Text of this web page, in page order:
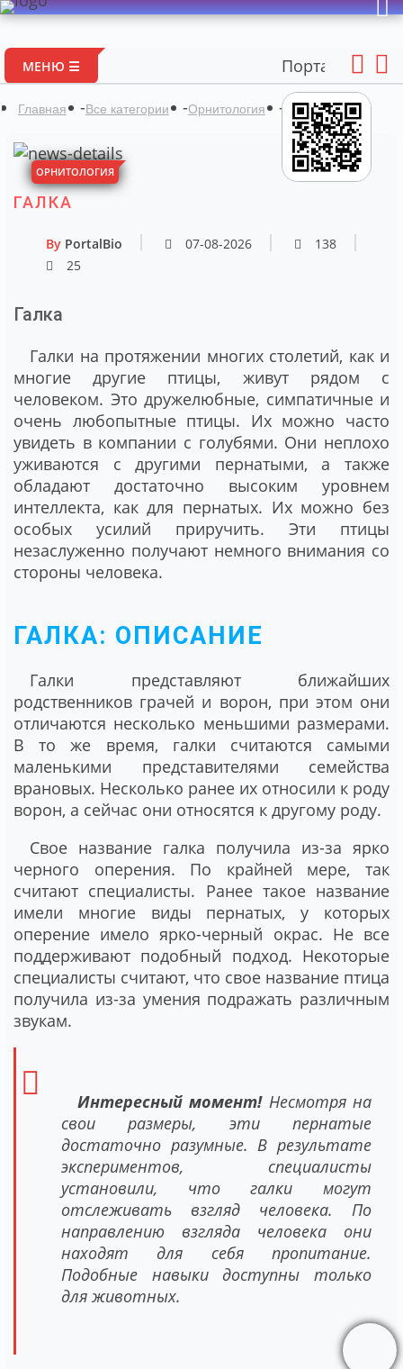
МЕНЮ ☰ Портал авторских
Главная -Все категории -Орнитология -Галка
ОРНИТОЛОГИЯ
ГАЛКА
By PortalBio 07-08-2026
138
25
Галка
Галки на протяжении многих столетий, как и
многие другие птицы, живут рядом с
человеком. Это дружелюбные, симпатичные и
очень любопытные птицы. Их можно часто
увидеть в компании с голубями. Они неплохо
уживаются с другими пернатыми, а также
обладают достаточно высоким уровнем
интеллекта, как для пернатых. Их можно без
особых усилий приручить. Эти птицы
незаслуженно получают немного внимания со
стороны человека.
ГАЛКА: ОПИСАНИЕ
Галки представляют ближайших
родственников грачей и ворон, при этом они
отличаются несколько меньшими размерами.
В то же время, галки считаются самыми
маленькими представителями семейства
врановых. Несколько ранее их относили к роду
ворон, а сейчас они относятся к другому роду.
Свое название галка получила из-за ярко
черного оперения. По крайней мере, так
считают специалисты. Ранее такое название
имели многие виды пернатых, у которых
оперение имело ярко-черный окрас. Не все
поддерживают подобный подход. Некоторые
специалисты считают, что свое название птица
получила из-за умения подражать различным
звукам.
Интересный момент!Несмотря на
свои размеры, эти пернатые
достаточно разумные. В результате
экспериментов, специалисты
установили, что галки могут
отслеживать взгляд человека. По
направлению взгляда человека они
находят для себя пропитание.
Подобные навыки доступны только
для животных.